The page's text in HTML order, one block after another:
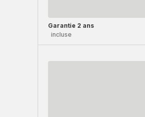
Garantie 2 ans
incluse